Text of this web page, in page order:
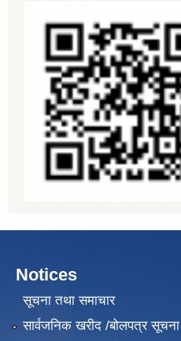
Notices
सूचना तथा समाचार
सार्वजनिक खरीद /बोलपत्र सूचना